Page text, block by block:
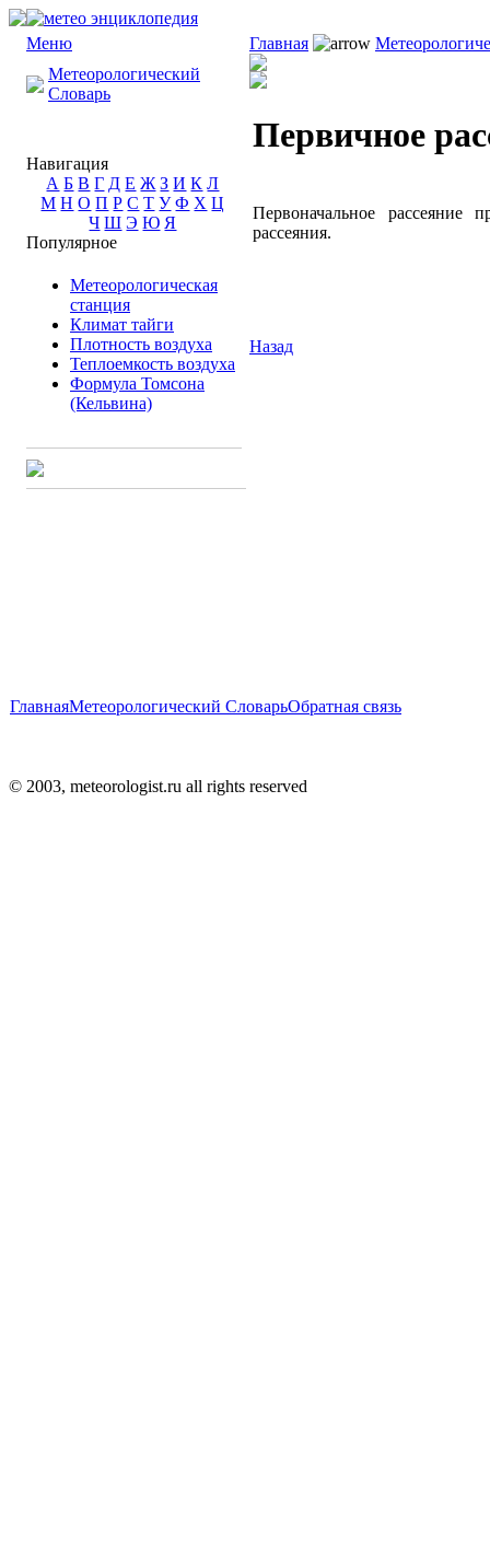
Меню
Метеорологический
Словарь
Навигация
А Б В Г Д Е Ж З И К Л
М Н О П Р С Т У Ф Х Ц
Ч Ш Э Ю Я
Популярное
Метеорологическая
станция
Климат тайги
Плотность воздуха
Теплоемкость воздуха
Формула Томсона
(Кельвина)
Главная
Первичное
Первоначальное рассеяние
рассеяния.
Назад
ГлавнаяМетеорологический СловарьОбратная связь
© 2003, meteorologist.ru all rights reserved